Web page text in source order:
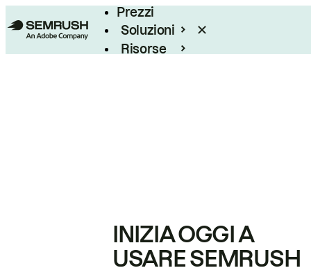
Prezzi
Soluzioni
Risorse
INIZIA OGGI A
USARE SEMRUSH